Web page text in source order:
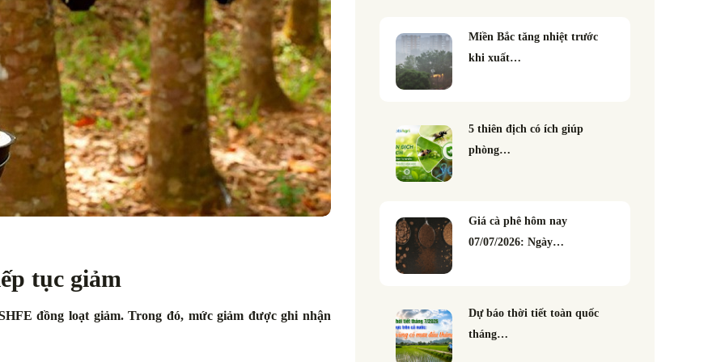
tục giảm
đồng loạt giảm. Trong đó, mức giảm được ghi nhận
Miền Bắc tăng nhiệt trước
khi xuất…
5 thiên địch có ích giúp
phòng…
Giá cà phê hôm nay
07/07/2026: Ngày…
Dự báo thời tiết toàn quốc
tháng…